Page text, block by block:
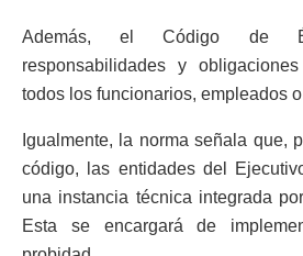
Además, el Código de
responsabilidades y
todos los funcionarios, empleados
Igualmente, la norma señala que,
código, las entidades del
una instancia técnica integrada
Esta se encargará de